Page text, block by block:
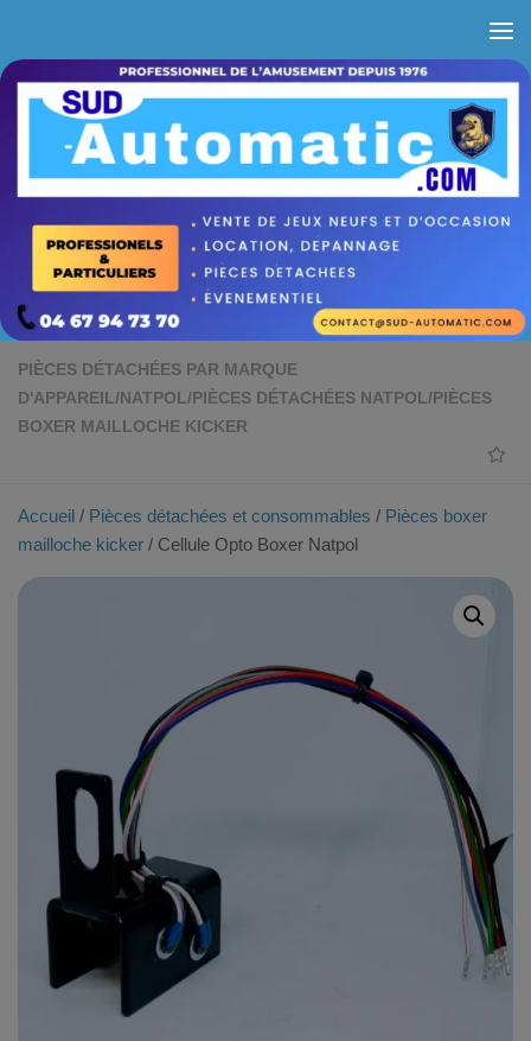
PIÈCES DÉTACHÉES PAR MARQUE
D'APPAREIL/NATPOL/PIÈCES DÉTACHÉES NATPOL/PIÈCES
BOXER MAILLOCHE KICKER
Accueil / Pièces détachées et consommables / Pièces boxer
mailloche kicker / Cellule Opto Boxer Natpol